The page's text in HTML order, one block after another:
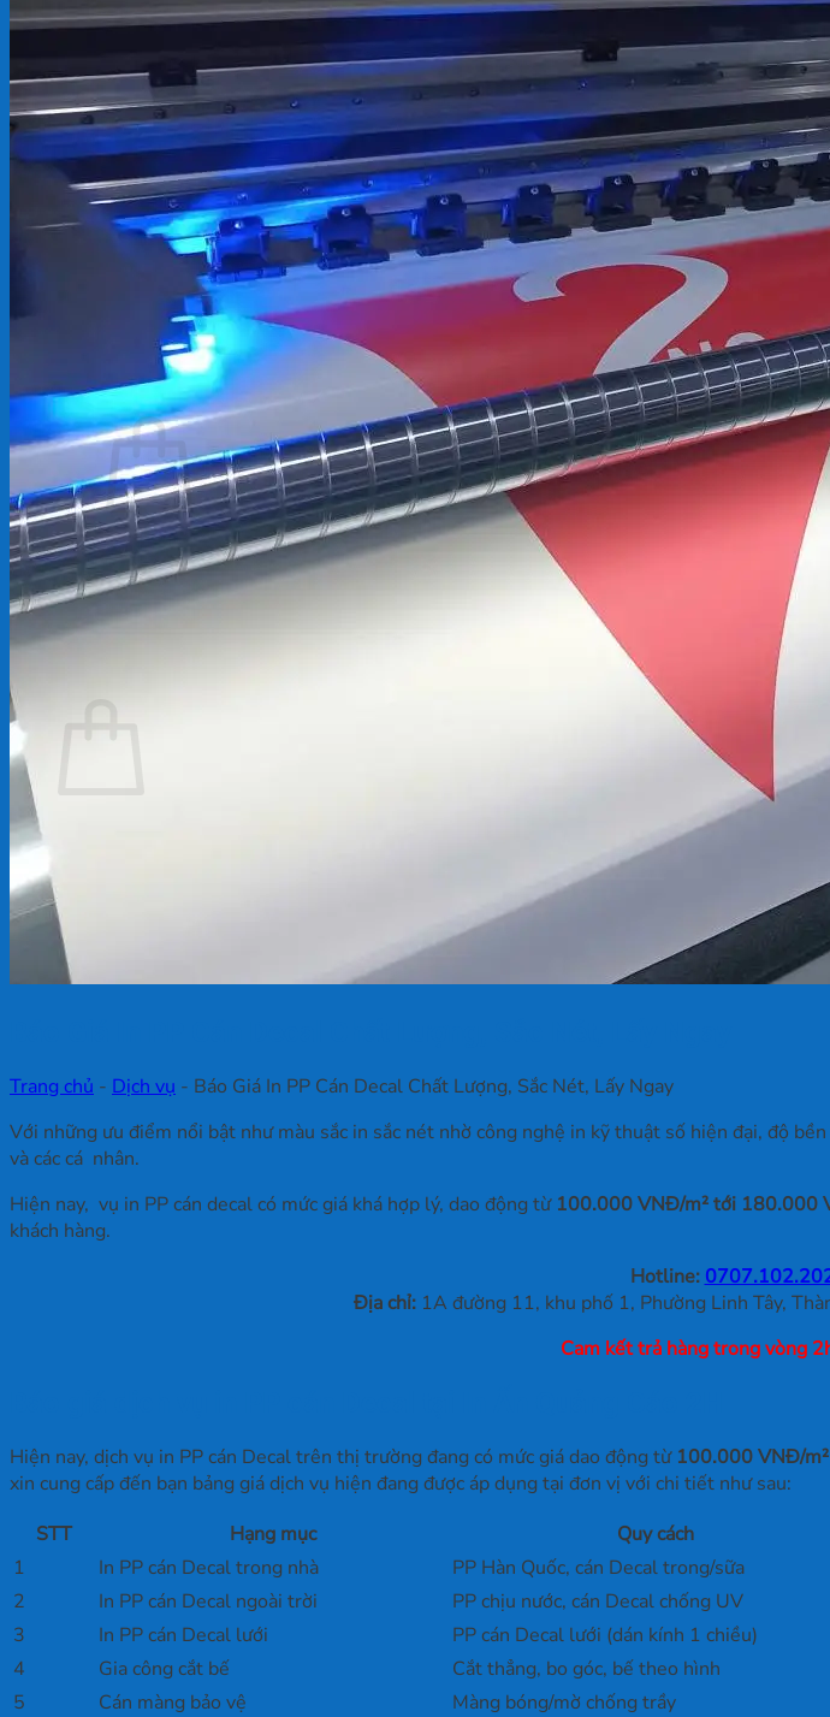
Backdrop
In Decal
Tin tức
Tin Tức In Kỹ Thuật Số
Tin Tức In UV
Tin tức công ty
Tuyển dụng
Câu hỏi thường gặp
Giỏ hàng / 0₫
Chưa có sản phẩm trong giỏ hàng.
Quay trở lại cửa hàng
Trang chủ - Dịch vụ - Báo Giá In PP Cán Decal Chất Lượng, Sắc Nét, Lấy Ngay
Với những ưu điểm nổi bật như màu sắc in sắc nét nhờ công nghệ in kỹ thuật số hiện đại, độ
và các cá nhân.
Hiện nay, vụ in PP cán decal có mức giá khá hợp lý, dao động từ 100.000 VNĐ/m² tới 180.000
khách hàng.
Hotline:
Địa chỉ:1A đường 11, khu phố 1, Phường Linh Tây,
Cam kết trả hàng trong vòng
Hiện nay, dịch vụ in PP cán Decal trên thị trường đang có mức giá dao động từ 100.000 VNĐ/m²
xin cung cấp đến bạn bảng giá dịch vụ hiện đang được áp dụng tại đơn vị với chi tiết như sau:
STT
Hạng mục Quy cách
1
In PP cán Decal trong nhà PP Hàn Quốc, cán Decal trong/sữa
2
In PP cán Decal ngoài trời PP chịu nước, cán Decal chống UV
3
In PP cán Decal lưới PP cán Decal lưới (dán kính 1 chiều)
4
Gia công cắt bế Cắt thẳng, bo góc, bế theo hình
5
Cán màng bảo vệ Màng bóng/mờ chống trầy